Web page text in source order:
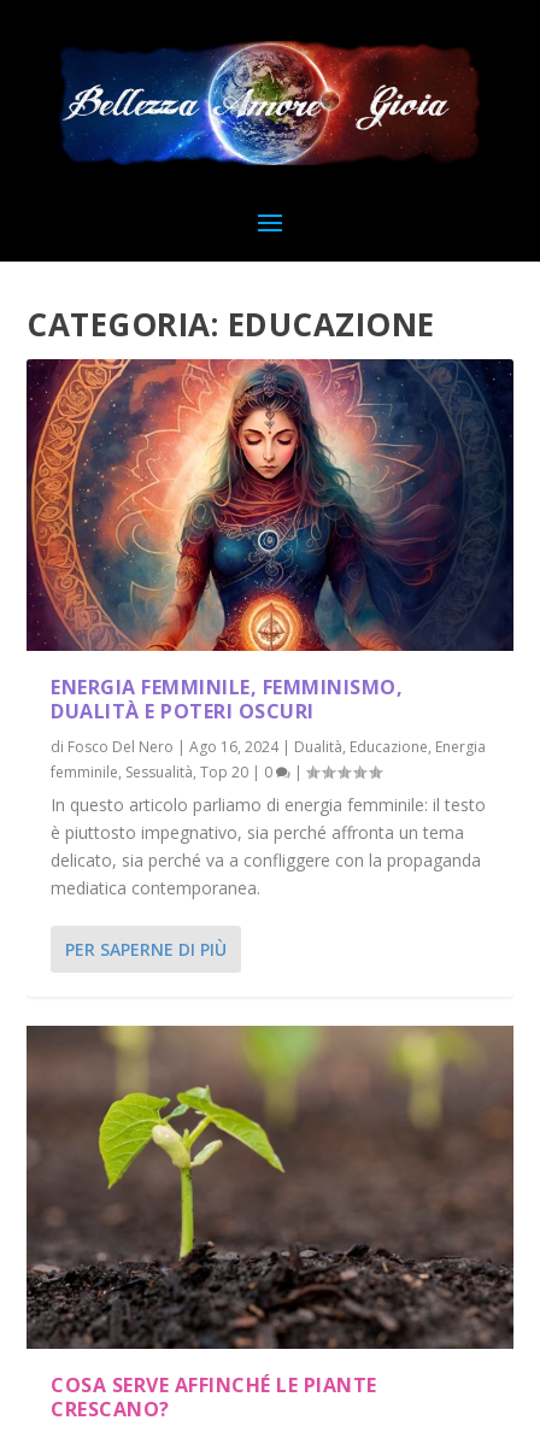
CATEGORIA: EDUCAZIONE
ENERGIA FEMMINILE, FEMMINISMO,
DUALITÀ E POTERI OSCURI
di Fosco Del Nero |Ago 16, 2024| Dualità, Educazione, Energia
femminile, Sessualità,Top 20 | 0 |
In questo articolo parliamo di energia femminile: il testo
è piuttosto impegnativo, sia perché affronta un tema
delicato, sia perché va a confliggere con la propaganda
mediatica contemporanea.
PER SAPERNE DI PIÙ
COSA SERVE AFFINCHÉ LE PIANTE
CRESCANO?